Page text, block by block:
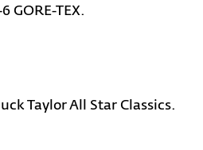
GORE-TEX.
Taylor All Star Classics.